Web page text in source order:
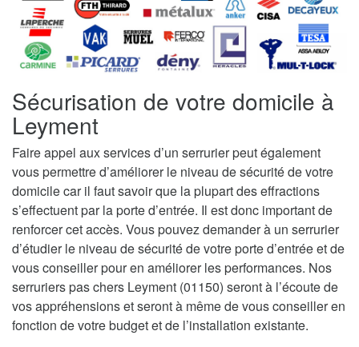
Sécurisation de votre domicile à
Leyment
Faire appel aux services d’un serrurier peut également
vous permettre d’améliorer le niveau de sécurité de votre
domicile car il faut savoir que la plupart des effractions
s’effectuent par la porte d’entrée. Il est donc important de
renforcer cet accès. Vous pouvez demander à un serrurier
d’étudier le niveau de sécurité de votre porte d’entrée et de
vous conseiller pour en améliorer les performances. Nos
serruriers pas chers Leyment (01150) seront à l’écoute de
vos appréhensions et seront à même de vous conseiller en
fonction de votre budget et de l’installation existante.